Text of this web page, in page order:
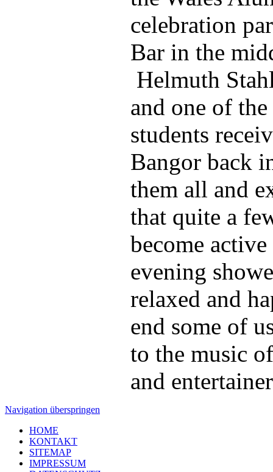
celebration
Bar in the
Helmuth
and one of
students
Bangor back
them all and
that quite a
become
evening
relaxed and
end some of
to the music
and
Navigation überspringen
HOME
KONTAKT
SITEMAP
IMPRESSUM